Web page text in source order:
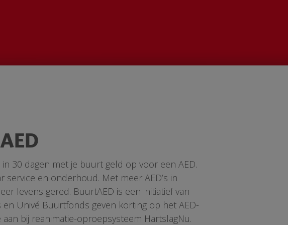
30 dagen met je buurt geld op voor een AED.
service en onderhoud. Met meer AED’s in
levens gered. BuurtAED is een initiatief van
en Univé Buurtfonds geven korting op het AED-
aan bij reanimatie-oproepsysteem HartslagNu.